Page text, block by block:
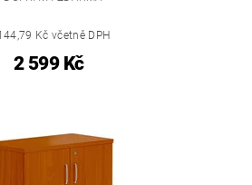
Kč včetně DPH
2 599 Kč